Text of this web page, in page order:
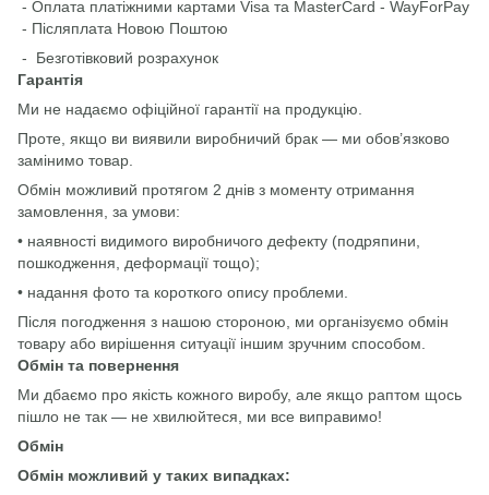
- Оплата платіжними картами Visa та MasterCard - WayForPay
- Післяплата Новою Поштою
- Безготівковий розрахунок
Гарантія
Ми не надаємо офіційної гарантії на продукцію.
Проте, якщо ви виявили виробничий брак — ми обов’язково
замінимо товар.
Обмін можливий протягом 2 днів з моменту отримання
замовлення, за умови:
• наявності видимого виробничого дефекту (подряпини,
пошкодження, деформації тощо);
• надання фото та короткого опису проблеми.
Після погодження з нашою стороною, ми організуємо обмін
товару або вирішення ситуації іншим зручним способом.
Обмін та повернення
Ми дбаємо про якість кожного виробу, але якщо раптом щось
пішло не так — не хвилюйтеся, ми все виправимо!
Обмін
Обмін можливий у таких випадках: